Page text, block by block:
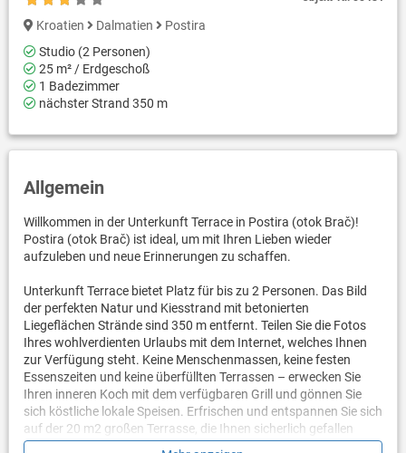
Kroatien Dalmatien
Postira
Studio (2 Personen)
25 m² / Erdgeschoß
1 Badezimmer
nächster Strand 350 m
Allgemein
Willkommen in der Unterkunft Terrace in Postira (otok Brač)!
Postira (otok Brač) ist ideal, um mit Ihren Lieben wieder
aufzuleben und neue Erinnerungen zu schaffen.
Unterkunft Terrace bietet Platz für bis zu 2 Personen. Das Bild
der perfekten Natur und Kiesstrand mit betonierten
Liegeflächen Strände sind 350 m entfernt. Teilen Sie die Fotos
Ihres wohlverdienten Urlaubs mit dem Internet, welches Ihnen
zur Verfügung steht. Keine Menschenmassen, keine festen
Essenszeiten und keine überfüllten Terrassen – erwecken Sie
Ihren inneren Koch mit dem verfügbaren Grill und gönnen Sie
sich köstliche lokale Speisen. Erfrischen und entspannen Sie sich
auf der 20 m2 großen Terrasse, die Ihnen sicherlich gefallen
wird. Ein netter kleiner zusätzlicher Bonus ist der Blick auf Das